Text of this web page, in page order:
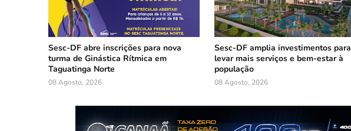
Sesc-DF abre inscrições para nova
turma de Ginástica Rítmica em
Taguatinga Norte
08 Agosto, 2026
Sesc-DF amplia investimentos para
levar mais serviços e bem-estar à
população
08 Agosto, 2026